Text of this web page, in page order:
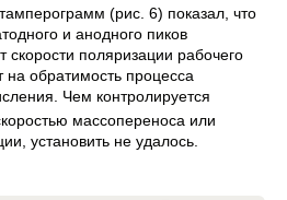
(рис. 6) показал, что
и анодного пиков
скорости поляризации рабочего
на обратимость процесса
Чем контролируется
массопереноса или
установить не удалось.